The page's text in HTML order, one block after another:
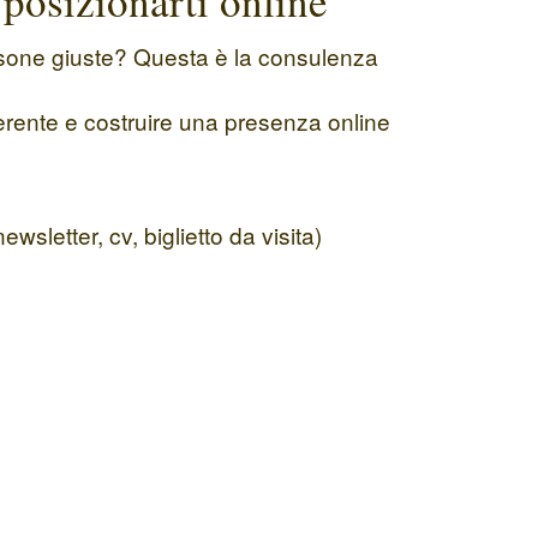
giuste? Questa è la consulenza
e costruire una presenza online
cv, biglietto da visita)